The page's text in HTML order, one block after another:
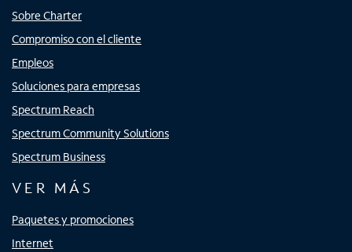
Sobre Charter
Compromiso con el cliente
Empleos
Soluciones para empresas
Spectrum Reach
Spectrum Community Solutions
Spectrum Business
VER MÁS
Paquetes y promociones
Internet